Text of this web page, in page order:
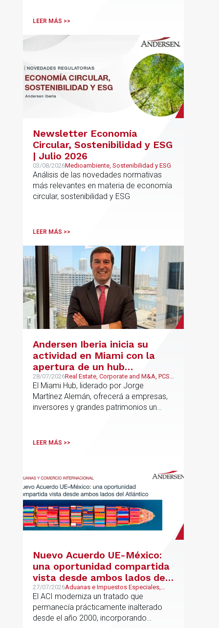
LEER MÁS >>
Newsletter Economía
Circular, Sostenibilidad y ESG
| Julio 2026
03/08/2026Medioambiente, Sostenibilidad y ESG
Análisis de las novedades normativas
más relevantes en materia de economía
circular, sostenibilidad y ESG
LEER MÁS >>
Andersen Iberia inicia su
actividad en Miami con la
apertura de un hub
estratégico para reforzar el
asesoramiento fiscal, legal y
patrimonial conectando
Europa y Latinoamérica
28/07/2026Real Estate, Corporate and M&A, PCS,
Wealth Management & Family
Business
El Miami Hub, liderado por Jorge
Martínez Alemán, ofrecerá a empresas,
inversores y grandes patrimonios un
Latinoamérica y otros mercados
LEER MÁS >>
Nuevo Acuerdo UE-México:
una oportunidad compartida
vista desde ambos lados del
Atlántico
27/07/2026Aduanas e Impuestos Especiales,
Mexican Desk
El ACI moderniza un tratado que
permanecía prácticamente inalterado
desde el año 2000, incorporando